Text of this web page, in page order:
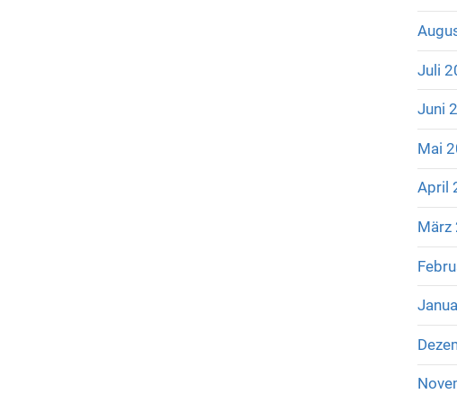
Juli
Juni
Mai
April
März